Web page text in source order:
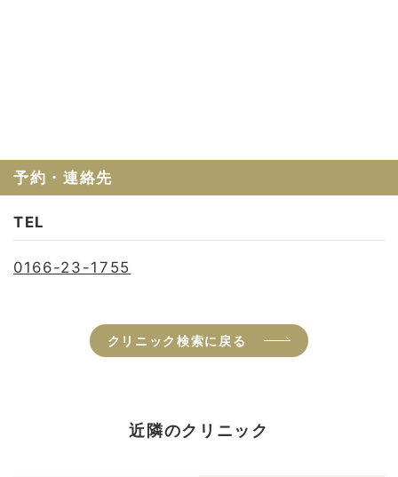
予約・連絡先
TEL
0166-23-1755
クリニック検索に戻る
近隣のクリニック